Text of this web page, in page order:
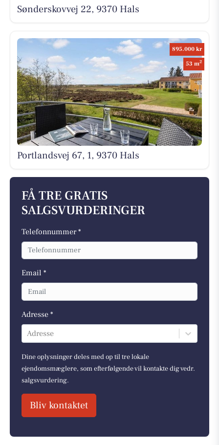
Sønderskovvej 22, 9370 Hals
895.000 kr
53 m2
Portlandsvej 67, 1, 9370 Hals
FÅ TRE GRATIS
SALGSVURDERINGER
Telefonnummer *
Email *
Adresse *
Adresse
Dine oplysninger deles med op til tre lokale
ejendomsmæglere, som efterfølgende vil kontakte dig vedr.
salgsvurdering.
Bliv kontaktet